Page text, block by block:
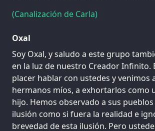
(Canalización de Carla)
Oxal
Soy Oxal, y saludo a este grupo
en la luz de nuestro Creador Infinito.
placer hablar con ustedes y venimos
hermanos míos, a exhortarlos como
hijo. Hemos observado a sus
ilusión como si fuera la realidad e
brevedad de esta ilusión. Pero